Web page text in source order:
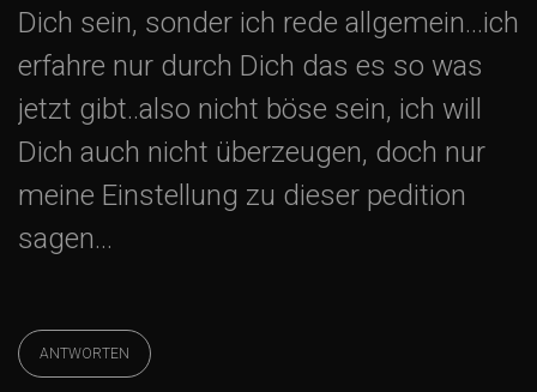
Dich sein, sonder ich rede allgemein…ich
erfahre nur durch Dich das es so was
jetzt gibt..also nicht böse sein, ich will
Dich auch nicht überzeugen, doch nur
meine Einstellung zu dieser pedition
sagen…
ANTWORTEN